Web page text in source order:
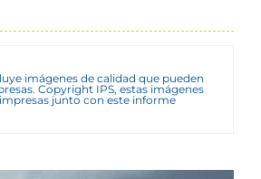
imágenes de calidad que pueden
Copyright IPS, estas imágenes
junto con este informe